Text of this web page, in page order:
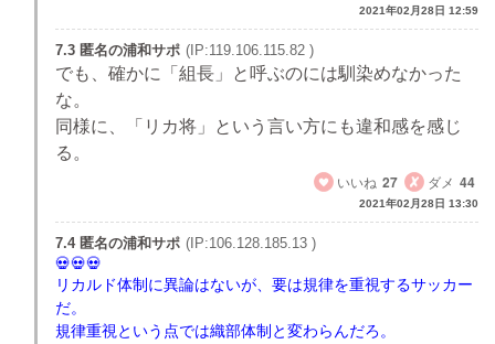
2021年02月28日 12:59
7.3 匿名の浦和サポ (IP:119.106.115.82 )
でも、確かに「組長」と呼ぶのには馴染めなかった
な。
同様に、「リカ将」という言い方にも違和感を感じ
る。
いいね 27 ダメ 44
2021年02月28日 13:30
7.4 匿名の浦和サポ (IP:106.128.185.13 )
リカルド体制に異論はないが、要は規律を重視するサッカー
だ。
規律重視という点では織部体制と変わらんだろ。